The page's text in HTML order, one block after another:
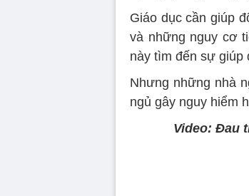
Giáo dục cần giúp
và những nguy cơ
này tìm đến sự giúp
Nhưng những nhà
ngủ gây nguy hiểm
Video: Đau